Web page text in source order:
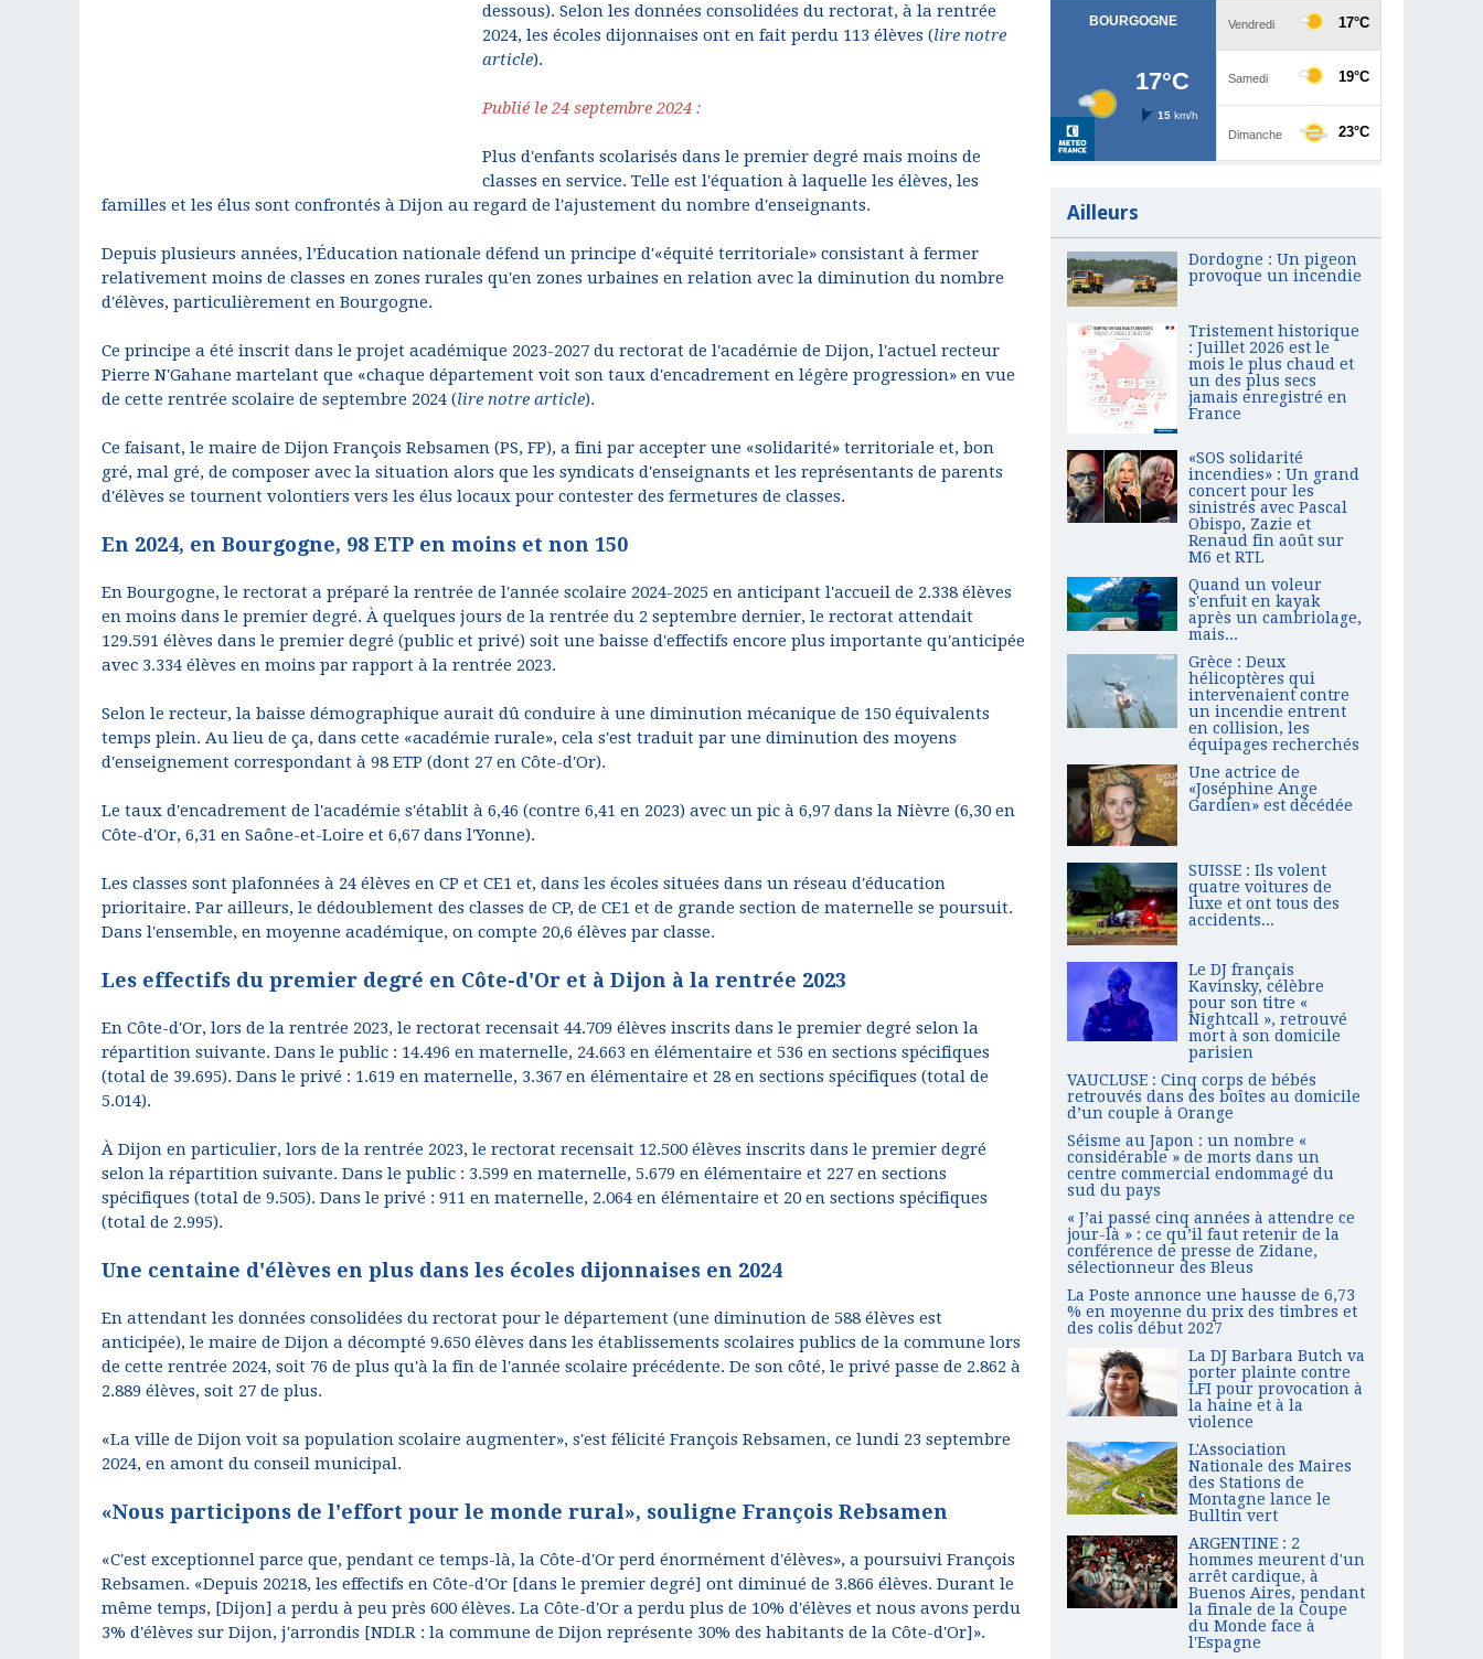
dessous). Selon les données consolidées du rectorat, à la rentrée
2024, les écoles dijonnaises ont en fait perdu 113 élèves (lire notre
article).
Publié le 24 septembre 2024 :
Plus d'enfants scolarisés dans le premier degré mais moins de
classes en service. Telle est l'équation à laquelle les élèves, les
familles et les élus sont confrontés à Dijon au regard de l'ajustement du nombre d'enseignants.
Depuis plusieurs années, l’Éducation nationale défend un principe d'«équité territoriale» consistant à fermer
relativement moins de classes en zones rurales qu'en zones urbaines en relation avec la diminution du nombre
d'élèves, particulièrement en Bourgogne.
Ce principe a été inscrit dans le projet académique 2023-2027 du rectorat de l'académie de Dijon, l'actuel recteur
Pierre N'Gahane martelant que «chaque département voit son taux d'encadrement en légère progression» en vue
de cette rentrée scolaire de septembre 2024 (lire notre article).
Ce faisant, le maire de Dijon François Rebsamen (PS, FP), a fini par accepter une «solidarité» territoriale et, bon
gré, mal gré, de composer avec la situation alors que les syndicats d'enseignants et les représentants de parents
d'élèves se tournent volontiers vers les élus locaux pour contester des fermetures de classes.
En 2024, en Bourgogne, 98 ETP en moins et non 150
En Bourgogne, le rectorat a préparé la rentrée de l'année scolaire 2024-2025 en anticipant l'accueil de 2.338 élèves
en moins dans le premier degré. À quelques jours de la rentrée du 2 septembre dernier, le rectorat attendait
129.591 élèves dans le premier degré (public et privé) soit une baisse d'effectifs encore plus importante qu'anticipée
avec 3.334 élèves en moins par rapport à la rentrée 2023.
Selon le recteur, la baisse démographique aurait dû conduire à une diminution mécanique de 150 équivalents
temps plein. Au lieu de ça, dans cette «académie rurale», cela s'est traduit par une diminution des moyens
d'enseignement correspondant à 98 ETP (dont 27 en Côte-d'Or).
Le taux d'encadrement de l'académie s'établit à 6,46 (contre 6,41 en 2023) avec un pic à 6,97 dans la Nièvre (6,30 en
Côte-d'Or, 6,31 en Saône-et-Loire et 6,67 dans l'Yonne).
Les classes sont plafonnées à 24 élèves en CP et CE1 et, dans les écoles situées dans un réseau d'éducation
prioritaire. Par ailleurs, le dédoublement des classes de CP, de CE1 et de grande section de maternelle se poursuit.
Dans l'ensemble, en moyenne académique, on compte 20,6 élèves par classe.
Les effectifs du premier degré en Côte-d'Or et à Dijon à la rentrée 2023
En Côte-d'Or, lors de la rentrée 2023, le rectorat recensait 44.709 élèves inscrits dans le premier degré selon la
répartition suivante. Dans le public : 14.496 en maternelle, 24.663 en élémentaire et 536 en sections spécifiques
(total de 39.695). Dans le privé : 1.619 en maternelle, 3.367 en élémentaire et 28 en sections spécifiques (total de
5.014).
À Dijon en particulier, lors de la rentrée 2023, le rectorat recensait 12.500 élèves inscrits dans le premier degré
selon la répartition suivante. Dans le public : 3.599 en maternelle, 5.679 en élémentaire et 227 en sections
spécifiques (total de 9.505). Dans le privé : 911 en maternelle, 2.064 en élémentaire et 20 en sections spécifiques
(total de 2.995).
Une centaine d'élèves en plus dans les écoles dijonnaises en 2024
En attendant les données consolidées du rectorat pour le département (une diminution de 588 élèves est
anticipée), le maire de Dijon a décompté 9.650 élèves dans les établissements scolaires publics de la commune lors
de cette rentrée 2024, soit 76 de plus qu'à la fin de l'année scolaire précédente. De son côté, le privé passe de 2.862 à
2.889 élèves, soit 27 de plus.
«La ville de Dijon voit sa population scolaire augmenter», s'est félicité François Rebsamen, ce lundi 23 septembre
2024, en amont du conseil municipal.
«Nous participons de l'effort pour le monde rural», souligne François Rebsamen
«C'est exceptionnel parce que, pendant ce temps-là, la Côte-d'Or perd énormément d'élèves», a poursuivi François
Rebsamen. «Depuis 20218, les effectifs en Côte-d'Or [dans le premier degré] ont diminué de 3.866 élèves. Durant le
même temps, [Dijon] a perdu à peu près 600 élèves. La Côte-d'Or a perdu plus de 10% d'élèves et nous avons perdu
3% d'élèves sur Dijon, j'arrondis [NDLR : la commune de Dijon représente 30% des habitants de la Côte-d'Or]».
Ailleurs
Dordogne : Un pigeon
provoque un incendie
Tristement historique
: Juillet 2026 est le
mois le plus chaud et
un des plus secs
jamais enregistré en
France
«SOS solidarité
incendies» : Un grand
concert pour les
sinistrés avec Pascal
Obispo, Zazie et
Renaud fin août sur
M6 et RTL
Quand un voleur
s'enfuit en kayak
après un cambriolage,
mais...
Grèce : Deux
hélicoptères qui
intervenaient contre
un incendie entrent
en collision, les
équipages recherchés
Une actrice de
«Joséphine Ange
Gardien» est décédée
SUISSE : Ils volent
quatre voitures de
luxe et ont tous des
accidents...
Le DJ français
Kavinsky, célèbre
pour son titre «
Nightcall », retrouvé
mort à son domicile
parisien
VAUCLUSE : Cinq corps de bébés
retrouvés dans des boîtes au domicile
d’un couple à Orange
Séisme au Japon : un nombre «
considérable » de morts dans un
centre commercial endommagé du
sud du pays
« J’ai passé cinq années à attendre ce
jour-là » : ce qu’il faut retenir de la
conférence de presse de Zidane,
sélectionneur des Bleus
La Poste annonce une hausse de 6,73
% en moyenne du prix des timbres et
des colis début 2027
La DJ Barbara Butch va
porter plainte contre
LFI pour provocation à
la haine et à la
violence
L'Association
Nationale des Maires
des Stations de
Montagne lance le
Bulltin vert
ARGENTINE : 2
hommes meurent d'un
arrêt cardique, à
Buenos Aires, pendant
la finale de la Coupe
du Monde face à
l'Espagne